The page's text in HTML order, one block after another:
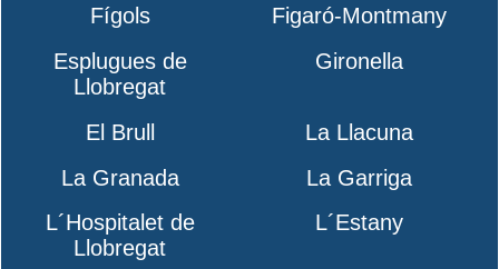
Fígols
Figaró-Montmany
Esplugues de
Llobregat
Gironella
El Brull
La Llacuna
La Granada
La Garriga
L´Hospitalet de
Llobregat
L´Estany